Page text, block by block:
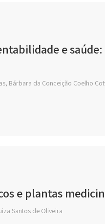
e
Bárbara da Conceição Coelho
e plantas
Santos de Oliveira